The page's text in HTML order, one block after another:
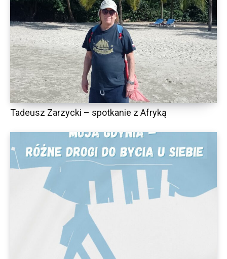
Tadeusz Zarzycki – spotkanie z Afryką